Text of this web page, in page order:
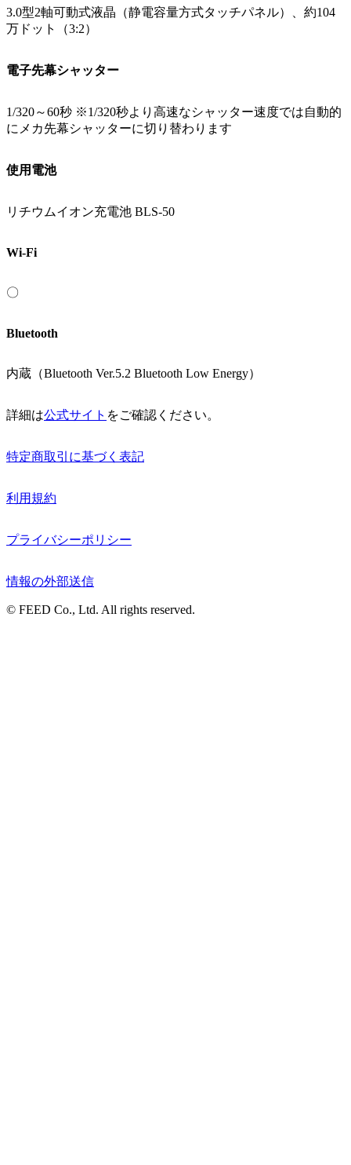
3.0型2軸可動式液晶（静電容量方式タッチパネル）、約104
万ドット（3:2）
電子先幕シャッター
1/320～60秒 ※1/320秒より高速なシャッター速度では自動的
にメカ先幕シャッターに切り替わります
使用電池
リチウムイオン充電池 BLS-50
Wi-Fi
〇
Bluetooth
内蔵（Bluetooth Ver.5.2 Bluetooth Low Energy）
詳細は公式サイト をご確認ください。
特定商取引に基づく表記
利用規約
プライバシーポリシー
情報の外部送信
© FEED Co., Ltd. All rights reserved.